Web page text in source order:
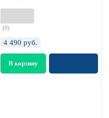
(0)
4 490 руб.